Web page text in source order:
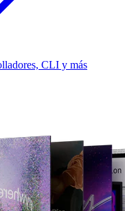
CLI y más